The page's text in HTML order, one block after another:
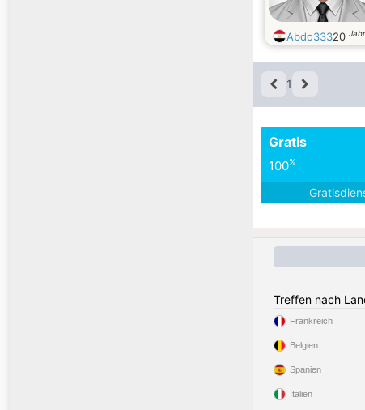
Abdo33320
1
Gratis
100%
Treffen nach
Frankreich
Belgien
Spanien
Italien